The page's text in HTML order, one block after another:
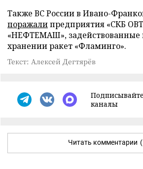
Также ВС России в Ивано-
поражалипредприятия «СКБ
«НЕФТЕМАШ», задействованные
хранении ракет «Фламинго».
Текст: Алексей Дегтярёв
каналы
Читать комментарии